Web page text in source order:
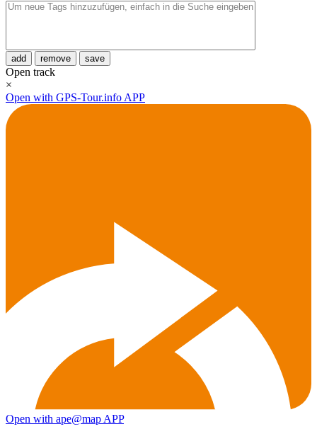
add remove save
Open track
×
Open with GPS-Tour.info APP
Open with ape@map APP